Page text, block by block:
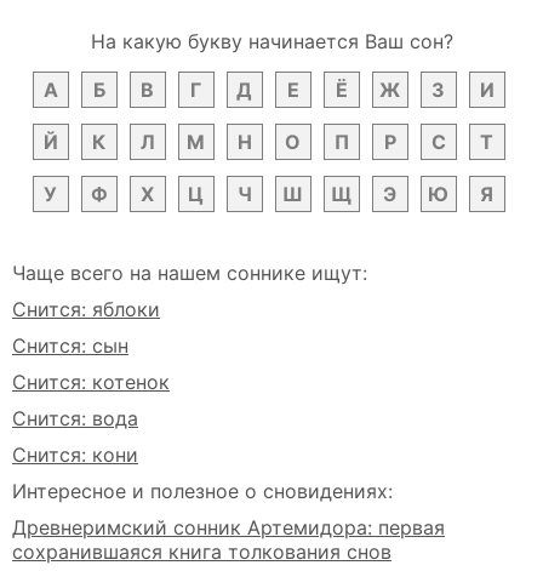
На какую букву начинается Ваш сон?
А
Б В Г Д Е Ё Ж З И
Й К Л М Н О П Р С Т
У Ф Х Ц Ч Ш Щ Э Ю Я
Чаще всего на нашем соннике ищут:
Снится: яблоки
Снится: сын
Снится: котенок
Снится: вода
Снится: кони
Интересное и полезное о сновидениях:
Древнеримский сонник Артемидора: первая
сохранившаяся книга толкования снов